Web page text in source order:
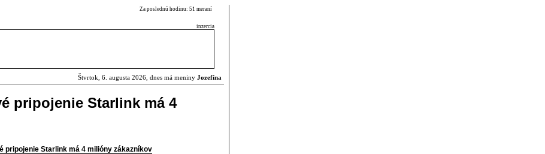
Za poslednú hodinu: 51 meraní
inzercia
Štvrtok, 6. augusta 2026, dnes má meniny Jozefína
pripojenie Starlink má 4
pripojenie Starlink má 4 milióny zákazníkov